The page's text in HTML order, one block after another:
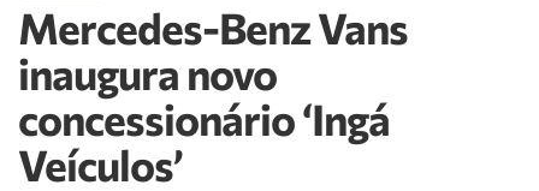
Mercedes-Benz Vans
inaugura novo
concessionário ‘Ingá
Veículos’